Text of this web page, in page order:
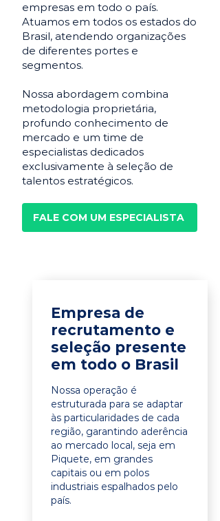
empresas em todo o país.
Atuamos em todos os estados do
Brasil, atendendo organizações
de diferentes portes e
segmentos.
Nossa abordagem combina
metodologia proprietária,
profundo conhecimento de
mercado e um time de
especialistas dedicados
exclusivamente à seleção de
talentos estratégicos.
FALE COM UM ESPECIALISTA
Empresa de
recrutamento e
seleção presente
em todo o Brasil
Nossa operação é
estruturada para se adaptar
às particularidades de cada
região, garantindo aderência
ao mercado local, seja em
Piquete, em grandes
capitais ou em polos
industriais espalhados pelo
país.